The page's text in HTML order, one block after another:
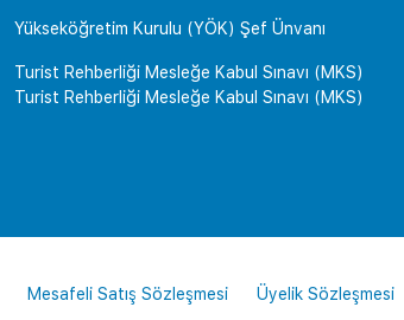
Yükseköğretim Kurulu (YÖK) Şef Ünvanı
Turist Rehberliği Mesleğe Kabul Sınavı (MKS)
Turist Rehberliği Mesleğe Kabul Sınavı (MKS)
Mesafeli Satış Sözleşmesi Üyelik Sözleşmesi